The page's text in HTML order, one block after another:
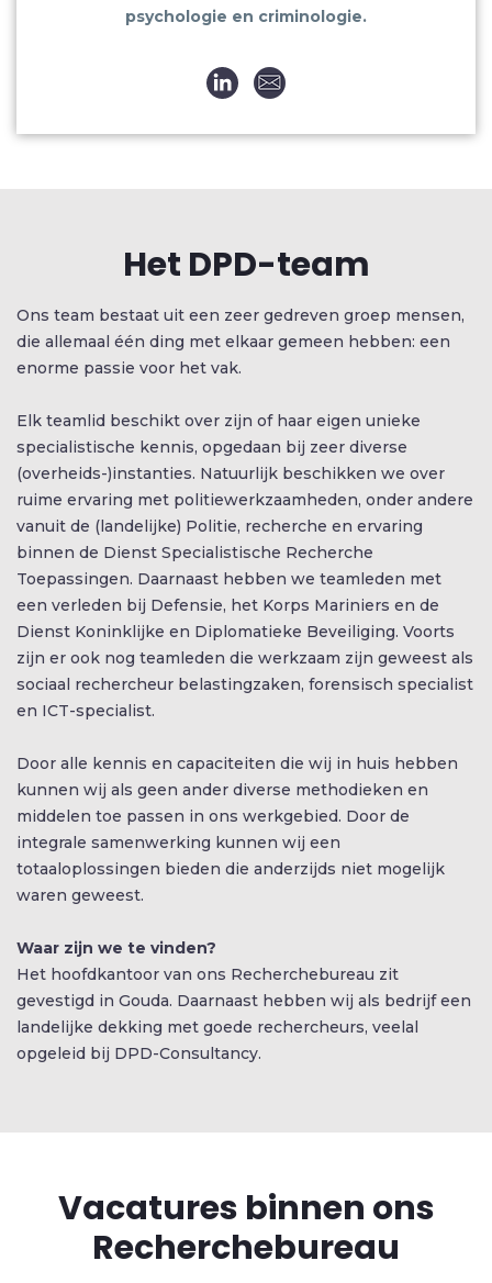
OVER ONS
VACATURES
CONTACT
BLOG
BEDRIJFSRECHERCHE
GELUIDSMETINGEN
OPLEIDINGEN
psychologie en criminologie.
Het DPD-team
Ons team bestaat uit een zeer gedreven groep mensen,
die allemaal één ding met elkaar gemeen hebben: een
enorme passie voor het vak.
Elk teamlid beschikt over zijn of haar eigen unieke
specialistische kennis, opgedaan bij zeer diverse
(overheids-)instanties. Natuurlijk beschikken we over
ruime ervaring met politiewerkzaamheden, onder andere
vanuit de (landelijke) Politie, recherche en ervaring
binnen de Dienst Specialistische Recherche
Toepassingen. Daarnaast hebben we teamleden met
een verleden bij Defensie, het Korps Mariniers en de
Dienst Koninklijke en Diplomatieke Beveiliging. Voorts
zijn er ook nog teamleden die werkzaam zijn geweest als
sociaal rechercheur belastingzaken, forensisch specialist
en ICT-specialist.
Door alle kennis en capaciteiten die wij in huis hebben
kunnen wij als geen ander diverse methodieken en
middelen toe passen in ons werkgebied. Door de
integrale samenwerking kunnen wij een
totaaloplossingen bieden die anderzijds niet mogelijk
waren geweest.
Waar zijn we te vinden?
Het hoofdkantoor van ons Recherchebureau zit
gevestigd in Gouda. Daarnaast hebben wij als bedrijf een
landelijke dekking met goede rechercheurs, veelal
opgeleid bij DPD-Consultancy.
Vacatures binnen ons
Recherchebureau